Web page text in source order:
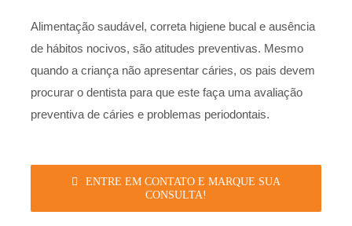
Alimentação saudável, correta higiene bucal e ausência
de hábitos nocivos, são atitudes preventivas. Mesmo
quando a criança não apresentar cáries, os pais devem
procurar o dentista para que este faça uma avaliação
preventiva de cáries e problemas periodontais.
ENTRE EM CONTATO E MARQUE SUA
CONSULTA!